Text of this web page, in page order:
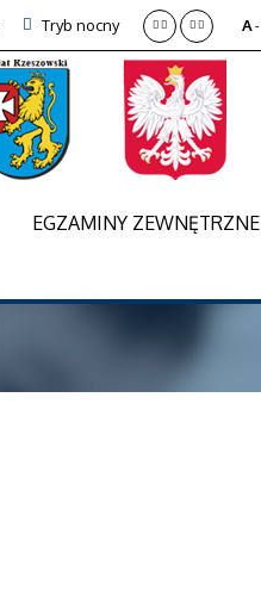
Tryb nocny A-
EGZAMINY ZEWNĘTRZNE